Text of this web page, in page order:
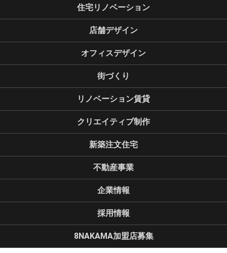
住宅リノベーション
店舗デザイン
オフィスデザイン
街づくり
リノベーション賃貸
クリエイティブ制作
新築注文住宅
不動産事業
企業情報
採用情報
8NAKAMA加盟店募集